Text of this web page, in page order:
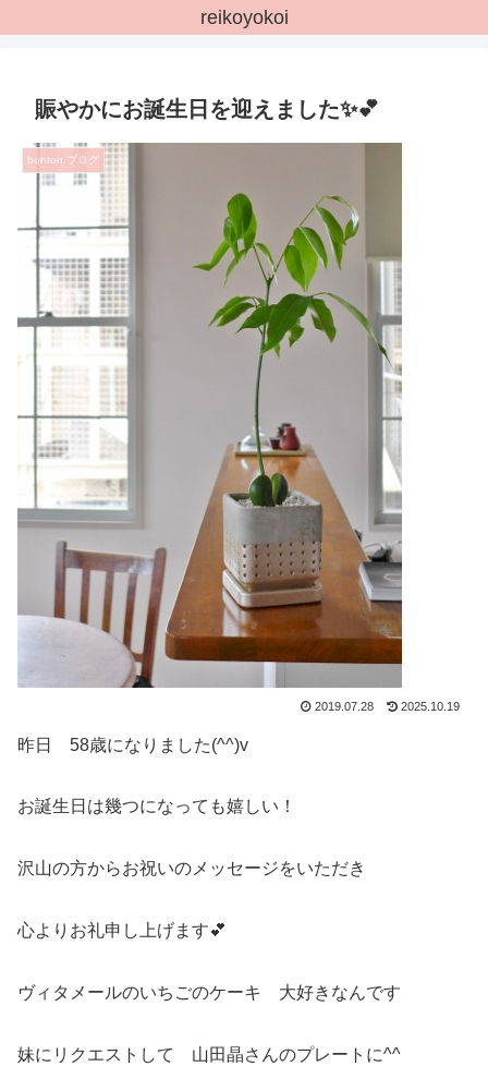
reikoyokoi
賑やかにお誕生日を迎えました✨💕
bonton.ブログ
2019.07.28 2025.10.19
昨日 58歳になりました(^^)v
お誕生日は幾つになっても嬉しい！
沢山の方からお祝いのメッセージをいただき
心よりお礼申し上げます💕
ヴィタメールのいちごのケーキ 大好きなんです
妹にリクエストして 山田晶さんのプレートに^^